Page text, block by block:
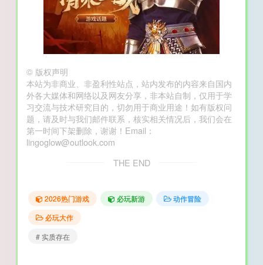
© 版权声明
本站为非商业、非盈利性站点，站内发布的内容来自国内
外各大媒体和网络以及网友分享，非本站自制，仅用于学
习交流与技术研究目的，切勿用于商业用途！如有版权问
题，请及时与我们邮件联系，核实相关情况后，我们会在
第一时间下架删除，谢谢！Email：
lingoglow@outlook.com
THE END
2026热门游戏 必玩新游
动作冒险
必玩大作
# 实质存在